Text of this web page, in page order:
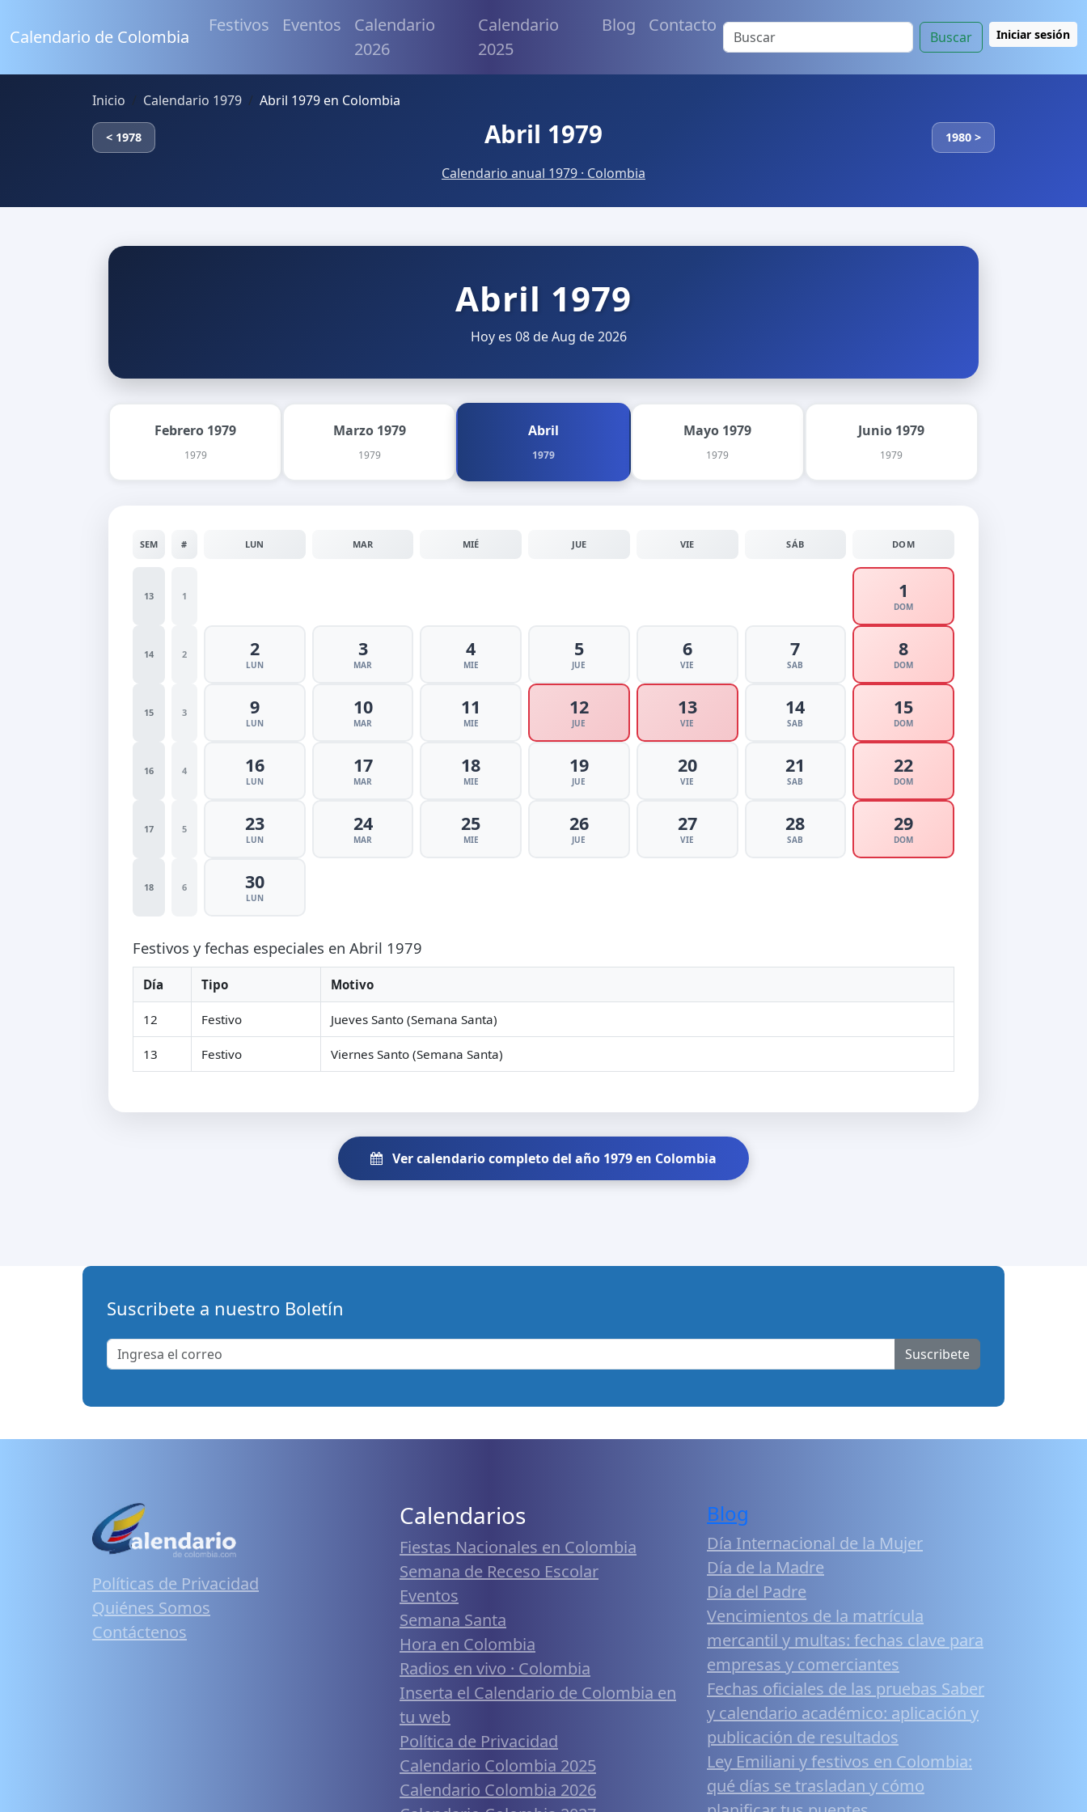
Calendario de Colombia
Festivos Eventos
Calendario
2026
Calendario
2025
Blog Contacto
Buscar Iniciar sesión
Inicio Calendario 1979 Abril 1979 en Colombia
< 1978 Abril 1979 1980 >
Calendario anual 1979 · Colombia
Abril 1979
Hoy es 08 de Aug de 2026
Febrero 1979
1979
Marzo 1979
1979
Abril
1979
Mayo 1979
1979
Junio 1979
1979
SEM # LUN MAR MIÉ JUE VIE SÁB DOM
13 1 1
DOM
14 2 2
LUN
3
MAR
4
MIE
5
JUE
6
VIE
7
SAB
8
DOM
15 3 9
LUN
10
MAR
11
MIE
12
JUE
13
VIE
14
SAB
15
DOM
16 4 16
LUN
17
MAR
18
MIE
19
JUE
20
VIE
21
SAB
22
DOM
17 5 23
LUN
24
MAR
25
MIE
26
JUE
27
VIE
28
SAB
29
DOM
18 6 30
LUN
Festivos y fechas especiales en Abril 1979
Día Tipo Motivo
12 Festivo Jueves Santo (Semana Santa)
13 Festivo Viernes Santo (Semana Santa)
Ver calendario completo del año 1979 en Colombia
Suscribete a nuestro Boletín
Suscribete
Políticas de Privacidad
Quiénes Somos
Contáctenos
Calendarios
Fiestas Nacionales en Colombia
Semana de Receso Escolar
Eventos
Semana Santa
Hora en Colombia
Radios en vivo · Colombia
Inserta el Calendario de Colombia en
tu web
Política de Privacidad
Calendario Colombia 2025
Calendario Colombia 2026
Blog
Día Internacional de la Mujer
Día de la Madre
Día del Padre
Vencimientos de la matrícula
mercantil y multas: fechas clave para
empresas y comerciantes
Fechas oficiales de las pruebas Saber
y calendario académico: aplicación y
publicación de resultados
Ley Emiliani y festivos en Colombia:
qué días se trasladan y cómo